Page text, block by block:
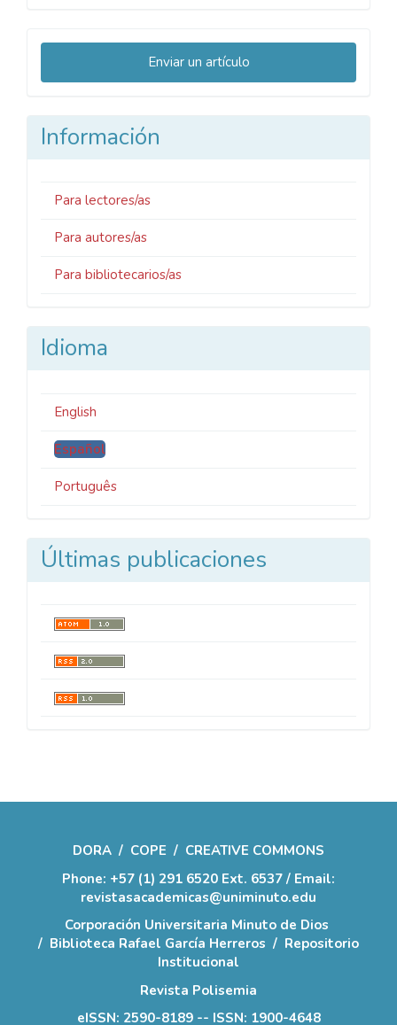
Enviar
un
Enviar un artículo
Información
Para lectores/as
Para autores/as
Para bibliotecarios/as
Idioma
English
Español
Português
Últimas publicaciones
DORA / COPE / CREATIVE COMMONS
Phone: +57 (1) 291 6520 Ext. 6537 / Email:
revistasacademicas@uniminuto.edu
Corporación Universitaria Minuto de Dios
/ Biblioteca Rafael García Herreros / Repositorio
Institucional
Revista Polisemia
eISSN: 2590-8189 -- ISSN: 1900-4648